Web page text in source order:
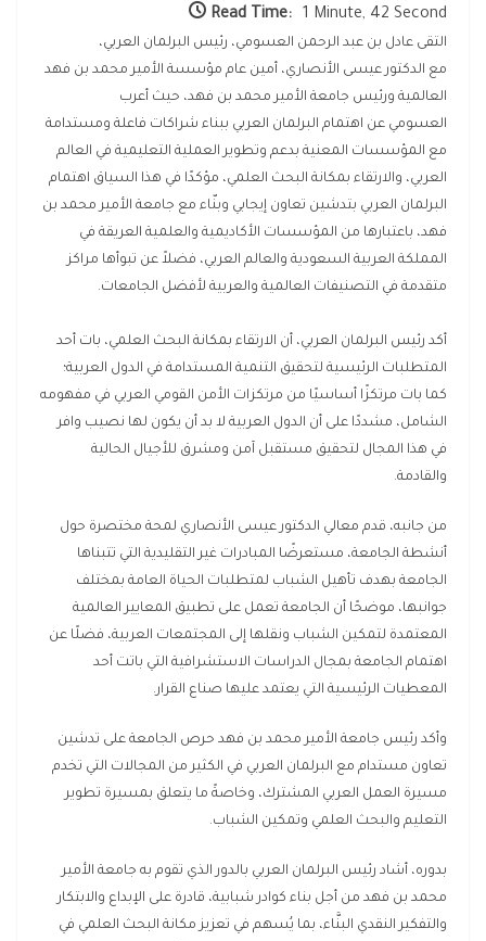
Read Time: 1 Minute, 42 Second
التقى عادل بن عبد الرحمن العسومي، رئيس البرلمان العربي،
مع الدكتور عيسى الأنصاري، أمين عام مؤسسة الأمير محمد بن فهد
العالمية ورئيس جامعة الأمير محمد بن فهد، حيث أعرب
العسومي عن اهتمام البرلمان العربي ببناء شراكات فاعلة ومستدامة
مع المؤسسات المعنية بدعم وتطوير العملية التعليمية في العالم
العربي، والارتقاء بمكانة البحث العلمي، مؤكدًا في هذا السياق اهتمام
البرلمان العربي بتدشين تعاون إيجابي وبنّاء مع جامعة الأمير محمد بن
فهد، باعتبارها من المؤسسات الأكاديمية والعلمية العريقة في
المملكة العربية السعودية والعالم العربي، فضلاً عن تبوأها مراكز
متقدمة في التصنيفات العالمية والعربية لأفضل الجامعات.
أكد رئيس البرلمان العربي، أن الارتقاء بمكانة البحث العلمي، بات أحد
المتطلبات الرئيسية لتحقيق التنمية المستدامة في الدول العربية؛
كما بات مرتكزًا أساسيًا من مرتكزات الأمن القومي العربي في مفهومه
الشامل، مشددًا على أن الدول العربية لا بد أن يكون لها نصيب وافر
في هذا المجال لتحقيق مستقبل آمن ومشرق للأجيال الحالية
والقادمة.
من جانبه، قدم معالي الدكتور عيسى الأنصاري لمحة مختصرة حول
أنشطة الجامعة، مستعرضًا المبادرات غير التقليدية التي تتبناها
الجامعة بهدف تأهيل الشباب لمتطلبات الحياة العامة بمختلف
جوانبها، موضحًا أن الجامعة تعمل على تطبيق المعايير العالمية
المعتمدة لتمكين الشباب ونقلها إلى المجتمعات العربية، فضلًا عن
اهتمام الجامعة بمجال الدراسات الاستشرافية التي باتت أحد
المعطيات الرئيسية التي يعتمد عليها صناع القرار.
وأكد رئيس جامعة الأمير محمد بن فهد حرص الجامعة على تدشين
تعاون مستدام مع البرلمان العربي في الكثير من المجالات التي تخدم
مسيرة العمل العربي المشترك، وخاصةً ما يتعلق بمسيرة تطوير
التعليم والبحث العلمي وتمكين الشباب.
بدوره، أشاد رئيس البرلمان العربي بالدور الذي تقوم به جامعة الأمير
محمد بن فهد من أجل بناء كوادر شبابية، قادرة على الإبداع والابتكار
والتفكير النقدي البنَّاء، بما يُسهم في تعزيز مكانة البحث العلمي في